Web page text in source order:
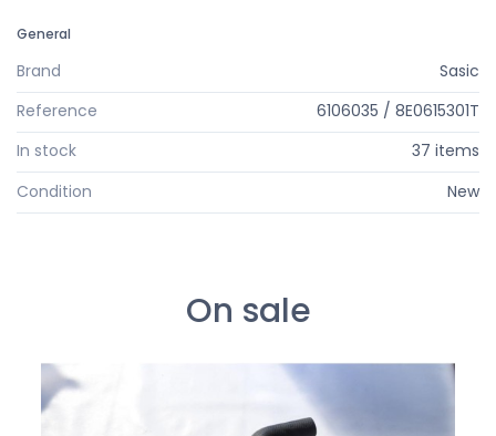
General
Brand
Sasic
Reference
6106035 / 8E0615301T
In stock
37 items
Condition
New
On sale